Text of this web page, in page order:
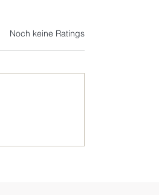
bewertet.
Noch keine Ratings